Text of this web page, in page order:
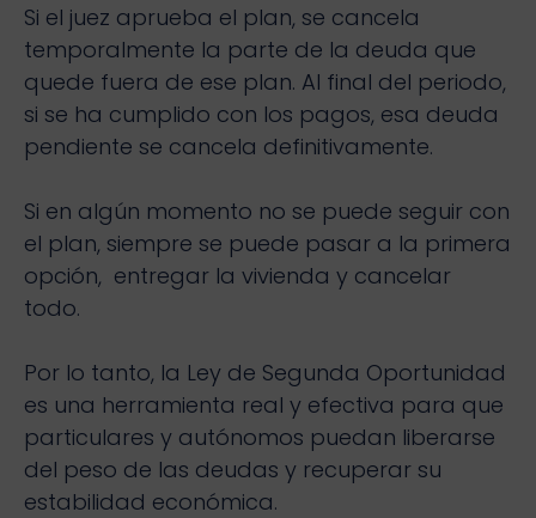
Si el juez aprueba el plan, se cancela
temporalmente la parte de la deuda que
quede fuera de ese plan. Al final del periodo,
si se ha cumplido con los pagos, esa deuda
pendiente se cancela definitivamente.
Si en algún momento no se puede seguir con
el plan, siempre se puede pasar a la primera
opción, entregar la vivienda y cancelar
todo.
Por lo tanto, la Ley de Segunda Oportunidad
es una herramienta real y efectiva para que
particulares y autónomos puedan liberarse
del peso de las deudas y recuperar su
estabilidad económica.